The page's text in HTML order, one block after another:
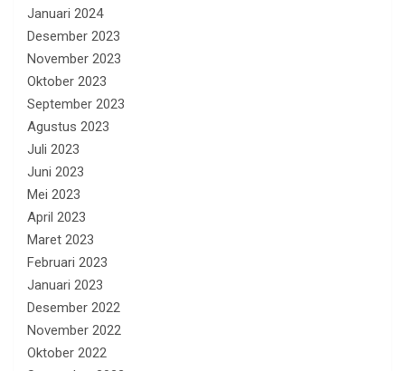
Januari 2024
Desember 2023
November 2023
Oktober 2023
September 2023
Agustus 2023
Juli 2023
Juni 2023
Mei 2023
April 2023
Maret 2023
Februari 2023
Januari 2023
Desember 2022
November 2022
Oktober 2022